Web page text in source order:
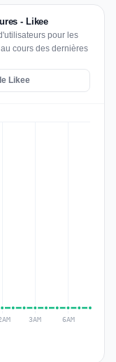
- Likee
pour les
cours des dernières
Likee